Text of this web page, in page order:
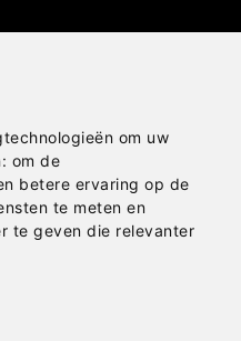
om uw
om de
betere ervaring op de
te meten en
te geven die relevanter